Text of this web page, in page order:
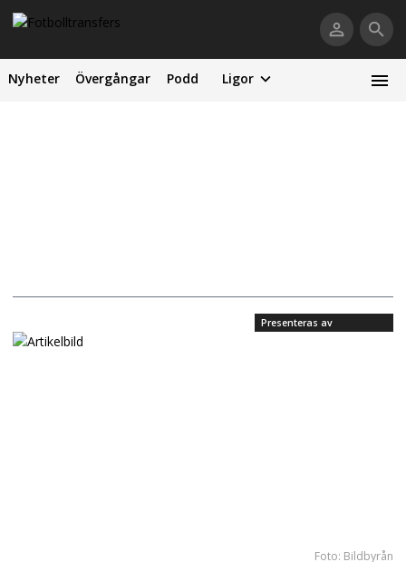
Nyheter Övergångar Podd Ligor
Presenteras av
Foto: Bildbyrån